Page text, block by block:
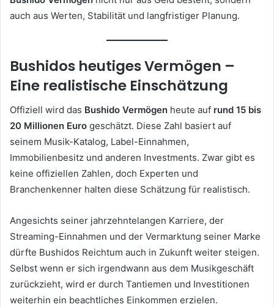
auch aus Werten, Stabilität und langfristiger Planung.
Bushidos heutiges Vermögen –
Eine realistische Einschätzung
Offiziell wird das Bushido Vermögen heute auf rund 15 bis
20 Millionen Euro geschätzt. Diese Zahl basiert auf
seinem Musik-Katalog, Label-Einnahmen,
Immobilienbesitz und anderen Investments. Zwar gibt es
keine offiziellen Zahlen, doch Experten und
Branchenkenner halten diese Schätzung für realistisch.
Angesichts seiner jahrzehntelangen Karriere, der
Streaming-Einnahmen und der Vermarktung seiner Marke
dürfte Bushidos Reichtum auch in Zukunft weiter steigen.
Selbst wenn er sich irgendwann aus dem Musikgeschäft
zurückzieht, wird er durch Tantiemen und Investitionen
weiterhin ein beachtliches Einkommen erzielen.